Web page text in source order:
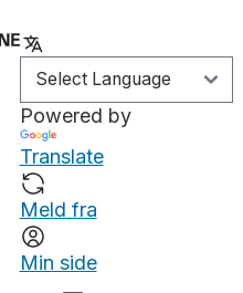
Powered by
Translate
Meld fra
Min side